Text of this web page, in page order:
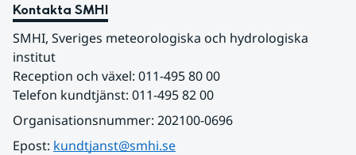
Kontakta SMHI
SMHI, Sveriges meteorologiska och hydrologiska
institut
Reception och växel: 011-495 80 00
Telefon kundtjänst: 011-495 82 00
Organisationsnummer: 202100-0696
Epost: kundtjanst@smhi.se